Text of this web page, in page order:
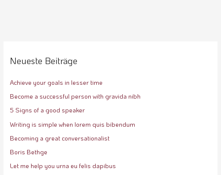
Neueste Beiträge
Achieve your goals in lesser time
Become a successful person with gravida nibh
5 Signs of a good speaker
Writing is simple when lorem quis bibendum
Becoming a great conversationalist
Boris Bethge
Let me help you urna eu felis dapibus